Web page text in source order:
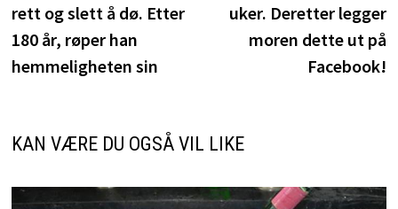
rett og slett å dø. Etter
180 år, røper han
hemmeligheten sin
uker. Deretter legger
moren dette ut på
Facebook!
KAN VÆRE DU OGSÅ VIL LIKE